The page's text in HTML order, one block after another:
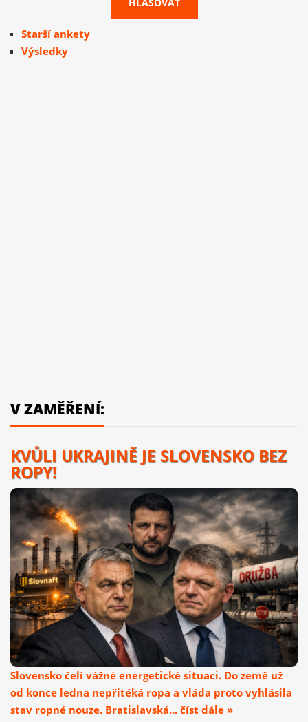
Starší ankety
Výsledky
V ZAMĚŘENÍ:
KVŮLI UKRAJINĚ JE SLOVENSKO BEZ
ROPY!
Slovensko čelí vážné energetické situaci. Do země už
od konce ledna nepřitéká ropa a vláda proto vyhlásila
stav ropné nouze. Bratislavská... číst dále »